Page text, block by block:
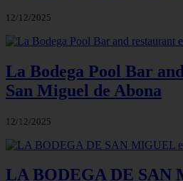
12/12/2025
La Bodega Pool Bar
San Miguel de Abona
12/12/2025
LA BODEGA DE SAN